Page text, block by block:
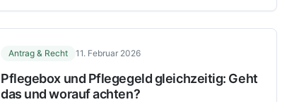
Antrag & Recht 11. Februar 2026
Pflegebox und Pflegegeld gleichzeitig: Geht
das und worauf achten?